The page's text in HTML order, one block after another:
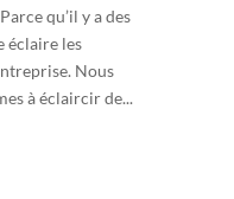
qu’il y a des
éclaire les
Nous
à éclaircir de...